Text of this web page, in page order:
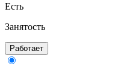
Есть
Занятость
Работает